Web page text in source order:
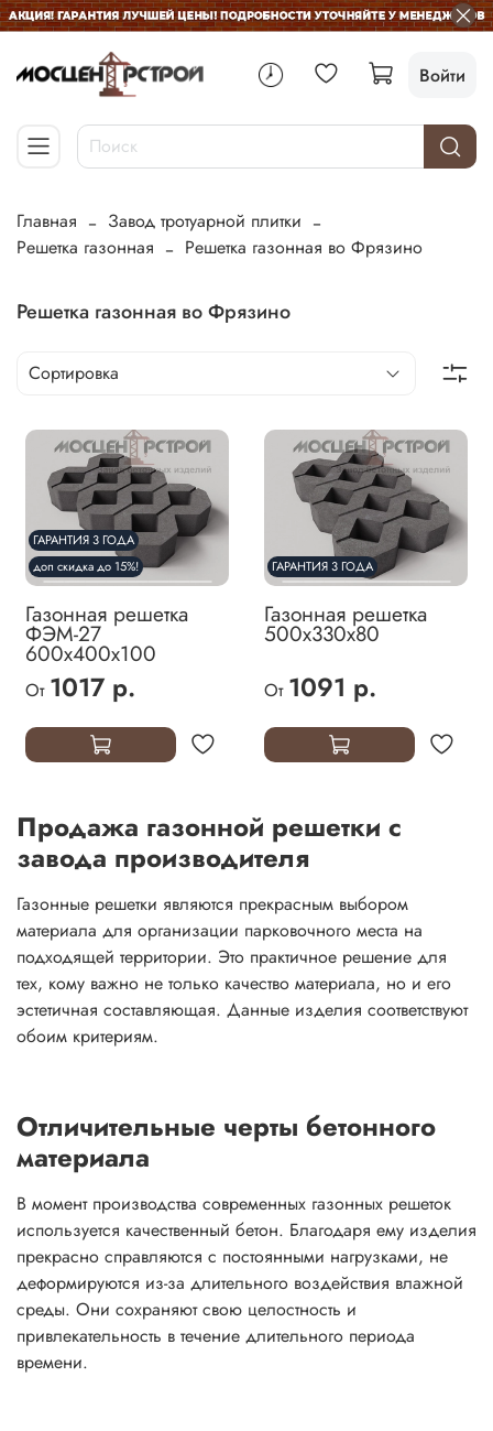
Войти
Главная
Завод тротуарной плитки
Решетка газонная
Решетка газонная во Фрязино
Решетка газонная во Фрязино
ГАРАНТИЯ 3 ГОДА
доп скидка до 15%!
Газонная решетка
ФЭМ-27
600х400х100
От 1017 р.
ГАРАНТИЯ 3 ГОДА
Газонная решетка
500х330х80
От 1091 р.
Продажа газонной решетки с
завода производителя
Газонные решетки являются прекрасным выбором
материала для организации парковочного места на
подходящей территории. Это практичное решение для
тех, кому важно не только качество материала, но и его
эстетичная составляющая. Данные изделия соответствуют
обоим критериям.
Отличительные черты бетонного
материала
В момент производства современных газонных решеток
используется качественный бетон. Благодаря ему изделия
прекрасно справляются с постоянными нагрузками, не
деформируются из-за длительного воздействия влажной
среды. Они сохраняют свою целостность и
привлекательность в течение длительного периода
времени.